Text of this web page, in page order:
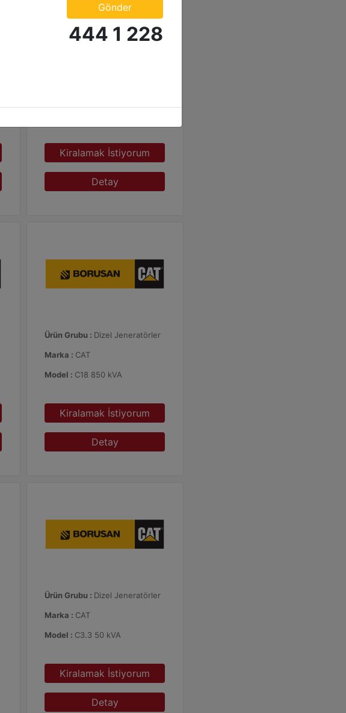
Kiralamak İstiyorum
Detay
Ürün Grubu : Dizel Jeneratörler
Marka : CAT
Model : C18 850 kVA
Kiralamak İstiyorum
Detay
Ürün Grubu : Dizel Jeneratörler
Marka : CAT
Model : C3.3 50 kVA
Kiralamak İstiyorum
Detay
Gönder
444 1 228